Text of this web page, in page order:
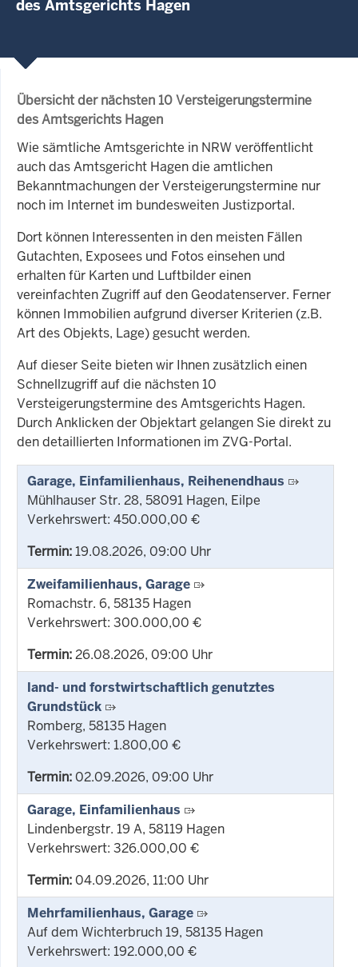
des Amtsgerichts Hagen
Übersicht der nächsten 10 Versteigerungstermine
des Amtsgerichts Hagen
Wie sämtliche Amtsgerichte in NRW veröffentlicht
auch das Amtsgericht Hagen die amtlichen
Bekanntmachungen der Versteigerungstermine nur
noch im Internet im bundesweiten Justizportal.
Dort können Interessenten in den meisten Fällen
Gutachten, Exposees und Fotos einsehen und
erhalten für Karten und Luftbilder einen
vereinfachten Zugriff auf den Geodatenserver. Ferner
können Immobilien aufgrund diverser Kriterien (z.B.
Art des Objekts, Lage) gesucht werden.
Auf dieser Seite bieten wir Ihnen zusätzlich einen
Schnellzugriff auf die nächsten 10
Versteigerungstermine des Amtsgerichts Hagen.
Durch Anklicken der Objektart gelangen Sie direkt zu
den detaillierten Informationen im ZVG-Portal.
Garage, Einfamilienhaus, Reihenendhaus
Mühlhauser Str. 28, 58091 Hagen, Eilpe
Verkehrswert: 450.000,00 €
Termin:19.08.2026, 09:00 Uhr
Zweifamilienhaus, Garage
Romachstr. 6, 58135 Hagen
Verkehrswert: 300.000,00 €
Termin:26.08.2026, 09:00 Uhr
land- und forstwirtschaftlich genutztes
Grundstück
Romberg, 58135 Hagen
Verkehrswert: 1.800,00 €
Termin:02.09.2026, 09:00 Uhr
Garage, Einfamilienhaus
Lindenbergstr. 19 A, 58119 Hagen
Verkehrswert: 326.000,00 €
Termin:04.09.2026, 11:00 Uhr
Mehrfamilienhaus, Garage
Auf dem Wichterbruch 19, 58135 Hagen
Verkehrswert: 192.000,00 €